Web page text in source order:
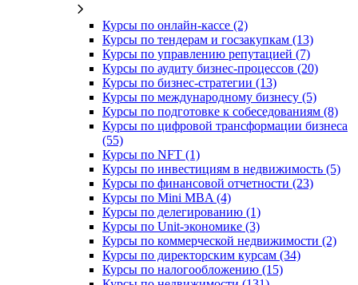
Курсы по онлайн-кассе (2)
Курсы по тендерам и госзакупкам (13)
Курсы по управлению репутацией (7)
Курсы по аудиту бизнес-процессов (20)
Курсы по бизнес-стратегии (13)
Курсы по международному бизнесу (5)
Курсы по подготовке к собеседованиям (8)
Курсы по цифровой трансформации бизнеса
(55)
Курсы по NFT (1)
Курсы по инвестициям в недвижимость (5)
Курсы по финансовой отчетности (23)
Курсы по Mini MBA (4)
Курсы по делегированию (1)
Курсы по Unit-экономике (3)
Курсы по коммерческой недвижимости (2)
Курсы по директорским курсам (34)
Курсы по налогообложению (15)